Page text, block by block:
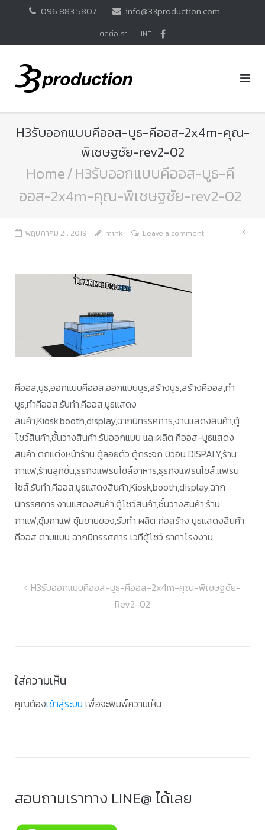
096.883.5807 info@33production.com
ติดต่อเรา LINE
H3รับออกแบบคีออส-บูธ-คีออส-2x4m-คุณ-
พิเชษฐชัย-rev2-02
Home/H3รับออกแบบคีออส-บูธ-คี
ออส-2x4m-คุณ-พิเชษฐชัย-rev2-02
พฤษภาคม 21, 2019 mink Leave a comment
แน
คีออส,บูธ,ออกแบบคีออส,ออกแบบบูธ,สร้างบูธ,สร้างคีออส,ทำ
บูธ,ทำคีออส,รับทำ,คีออส,บูธแสดง
สินค้า,Kiosk,booth,display,ฉากนิทรรศการ,งานแสดงสินค้า,ตู้
โชว์สินค้า,ชั้นวางสินค้า,รับออกแบบ และผลิต คีออส-บูธแสดง
สินค้า ตกแต่งหน้าร้าน ตู้ลอยตัว ตู้กระจก บิวอิน DISPALY,ร้าน
กาแฟ,ร้านลูกชิ้น,ธุรกิจแฟรนไชส์อาหาร,ธุรกิจแฟรนไชส์,แฟรน
ไชส์,รับทำ,คีออส,บูธแสดงสินค้า,Kiosk,booth,display,ฉาก
นิทรรศการ,งานแสดงสินค้า,ตู้โชว์สินค้า,ชั้นวางสินค้า,ร้าน
กาแฟ,ซุ้มกาแฟ ซุ้มขายของ,รับทำ ผลิต ก่อสร้าง บูธแสดงสินค้า
คีออส ตามแบบ ฉากนิทรรศการ เวทีตู้โชว์ ราคาโรงงาน
แนะแนว
H3รับออกแบบคีออส-บูธ-คีออส-2x4m-คุณ-พิเชษฐชัย-
Rev2-02
ใส่ความเห็น
คุณต้องเข้าสู่ระบบ เพื่อจะพิมพ์ความเห็น
สอบถามเราทาง LINE@ ได้เลย